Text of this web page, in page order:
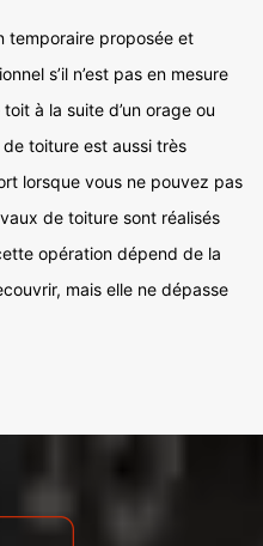
temporaire proposée et
s’il n’est pas en mesure
à la suite d’un orage ou
de toiture est aussi très
lorsque vous ne pouvez pas
de toiture sont réalisés
opération dépend de la
mais elle ne dépasse